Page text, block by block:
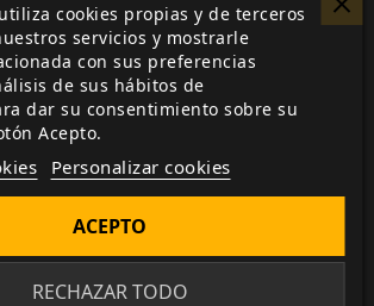
cookies propias y de terceros
servicios y mostrarle
con sus preferencias
de sus hábitos de
dar su consentimiento sobre su
Acepto.
Personalizar cookies
RECHAZAR TODO
ACEPTO